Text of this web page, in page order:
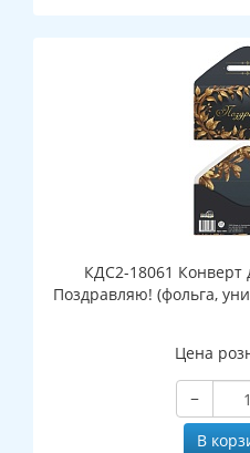
КДС2-18061 Конверт
Поздравляю! (фольга,
Цена
−
В